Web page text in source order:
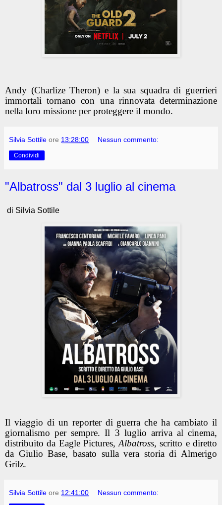
Andy (Charlize Theron) e la sua squadra di guerrieri
immortali tornano con una rinnovata determinazione
nella loro missione per proteggere il mondo.
Silvia Sottile ore 13:28:00 Nessun commento:
Condividi
"Albatross" dal 3 luglio al cinema
di Silvia Sottile
Il viaggio di un reporter di guerra che ha cambiato il
giornalismo per sempre. Il 3 luglio arriva al cinema,
distribuito da Eagle Pictures,Albatross, scritto e diretto
da Giulio Base, basato sulla vera storia di Almerigo
Grilz.
Silvia Sottile ore 12:41:00 Nessun commento: